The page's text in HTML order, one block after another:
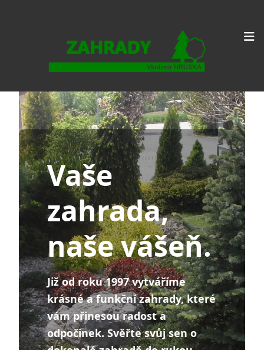
Vaše
zahrada,
naše vášeň.
Již od roku 1997 vytváříme
krásné a funkční zahrady, které
vám přinesou radost a
odpočinek. Svěřte svůj sen o